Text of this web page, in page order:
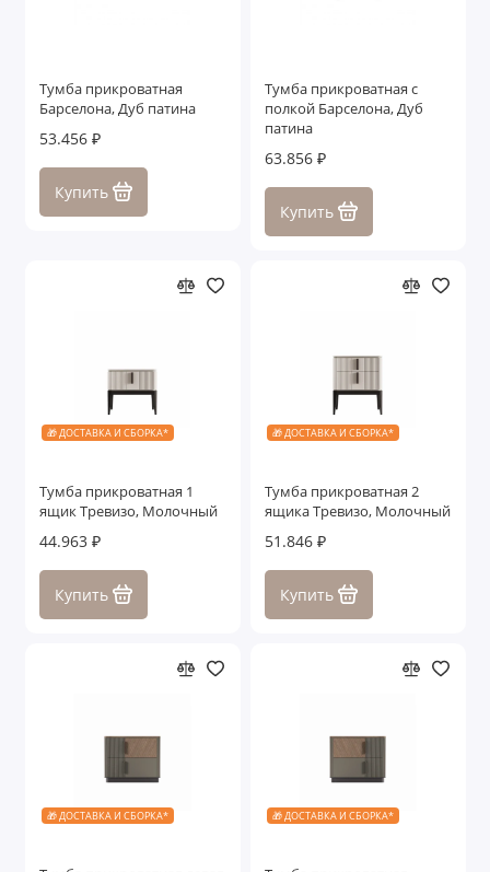
Столики
Столы обеденные
Столы письменные
Консоли
Показать все
Тумба прикроватная
Барселона, Дуб патина
53.456 ₽
Купить
Тумба прикроватная с
полкой Барселона, Дуб
патина
63.856 ₽
Купить
🎁 ДОСТАВКА И СБОРКА*
Тумба прикроватная 1
ящик Тревизо, Молочный
44.963 ₽
Купить
🎁 ДОСТАВКА И СБОРКА*
Тумба прикроватная 2
ящика Тревизо, Молочный
51.846 ₽
Купить
🎁 ДОСТАВКА И СБОРКА* 🎁 ДОСТАВКА И СБОРКА*